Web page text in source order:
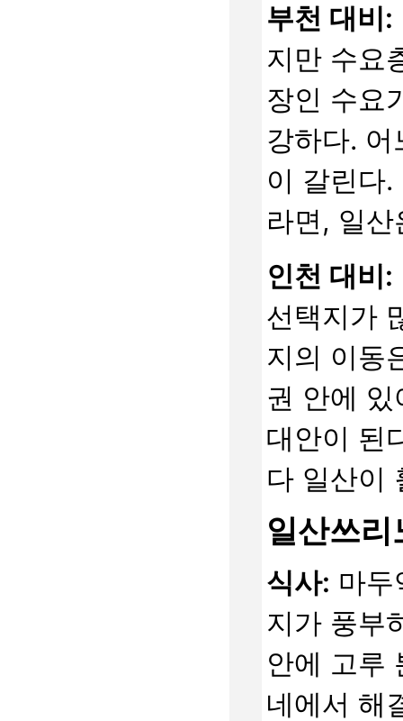
부천 대비:
지만 수요
장인 수요
강하다.
이 갈린다
라면, 일
인천 대비:
선택지가
지의 이동
권 안에
대안이 된
다 일산이
일산쓰리
식사: 마두
지가 풍부
안에 고루
네에서 해